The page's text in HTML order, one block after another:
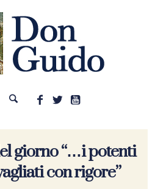
giorno “…i potenti
con rigore”